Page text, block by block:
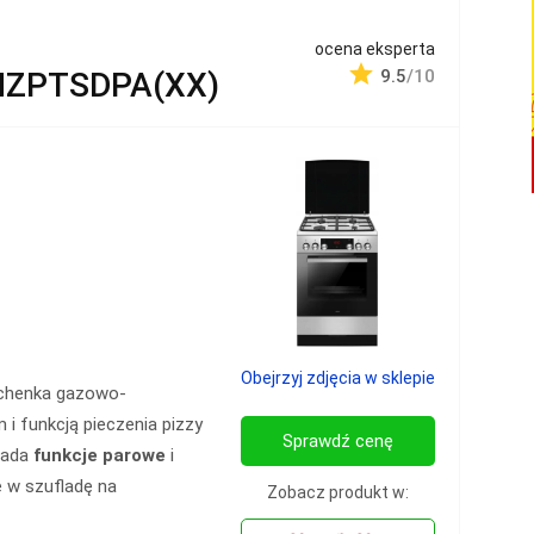
ocena eksperta
9.5/10
gazowo-
i funkcją pieczenia pizzy
funkcje parowe i
w szufladę na
Obejrzyj zdjęcia w sklepie
Sprawdź cenę
Zobacz produkt w: